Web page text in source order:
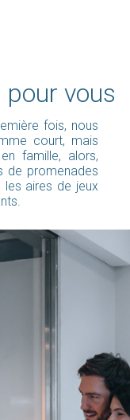
vous
fois, nous
court, mais
famille, alors,
de promenades
les aires de jeux